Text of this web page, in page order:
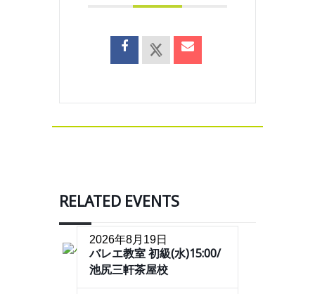
RELATED EVENTS
2026年8月19日
バレエ教室 初級(水)15:00/
池尻三軒茶屋校